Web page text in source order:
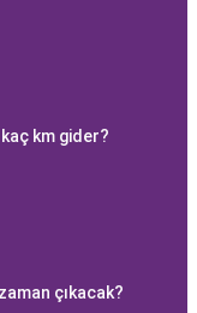
km gider?
çıkacak?